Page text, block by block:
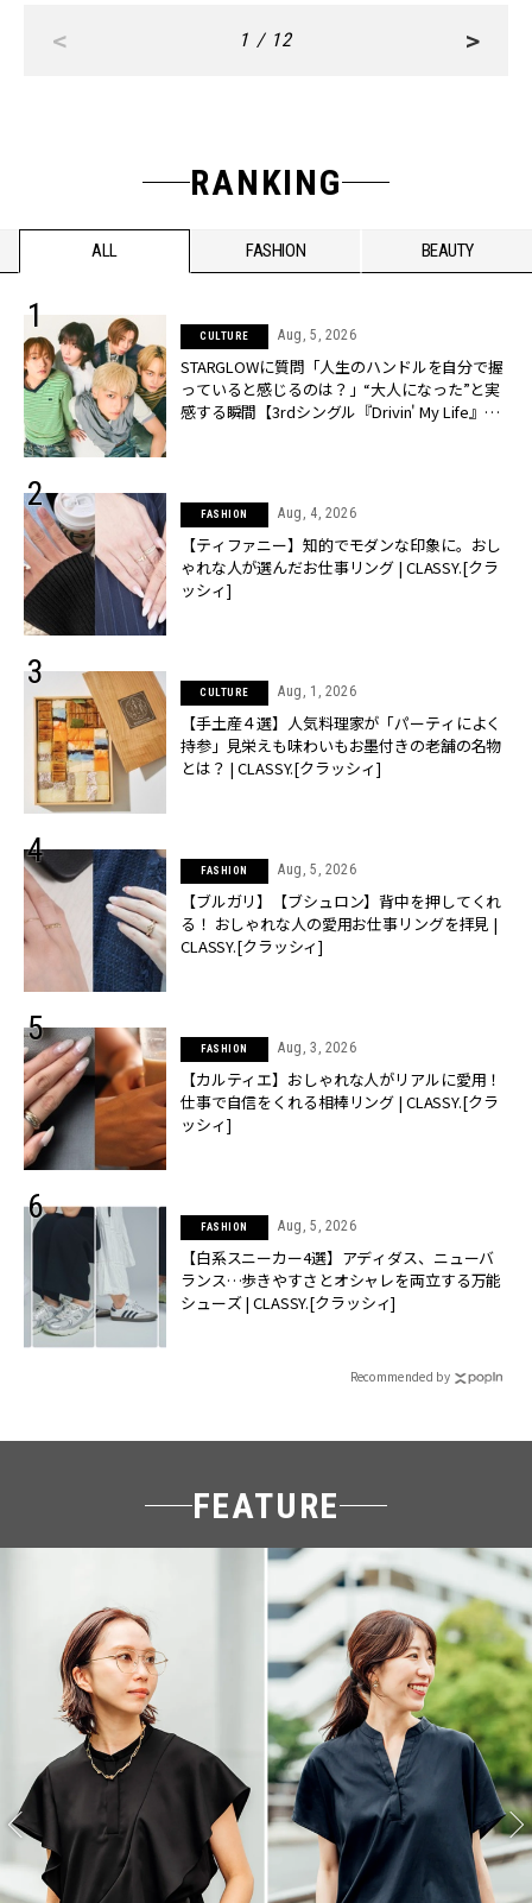
< 1 / 12 >
RANKING
ALL FASHION BEAUTY
CULTURE Aug, 5, 2026
STARGLOWに質問「人生のハンドルを自分で握
っていると感じるのは？」“大️人になった”と実
感する瞬間【3rdシングル『Drivin' My Life』発
FASHION Aug, 4, 2026
【ティファニー】知的でモダンな印象に。おし
ゃれな人が選んだお仕事リング | CLASSY.[クラ
ッシィ]
CULTURE Aug, 1, 2026
【手土産４選】人気料理家が「パーティによく
持参」見栄えも味わいもお墨付きの老舗の名物
とは？ | CLASSY.[クラッシィ]
FASHION Aug, 5, 2026
【ブルガリ】【ブシュロン】背中を押してくれ
る！ おしゃれな人の愛用お仕事リングを拝見 |
CLASSY.[クラッシィ]
FASHION Aug, 3, 2026
【カルティエ】おしゃれな人がリアルに愛用！
仕事で自信をくれる相棒リング | CLASSY.[クラ
ッシィ]
FASHION Aug, 5, 2026
【白系スニーカー4選】アディダス、ニューバ
ランス…歩きやすさとオシャレを両立する万能
シューズ | CLASSY.[クラッシィ]
Recommended by
FEATURE